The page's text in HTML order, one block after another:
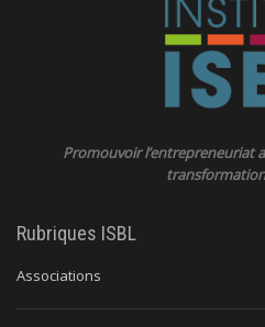
Promouvoir l’entrepreneuriat
Rubriques ISBL
Associations